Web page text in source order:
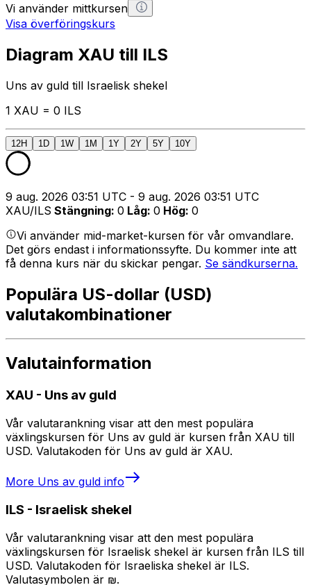
Vi använder mittkursen
Visa överföringskurs
Diagram XAU till ILS
Uns av guld till Israelisk shekel
1 XAU = 0 ILS
12H 1D 1W 1M 1Y 2Y 5Y 10Y
9 aug. 2026 03:51 UTC - 9 aug. 2026 03:51 UTC
XAU/ILS Stängning: 0 Låg: 0 Hög: 0
Vi använder mid-market-kursen för vår omvandlare.
Det görs endast i informationssyfte. Du kommer inte att
få denna kurs när du skickar pengar. Se sändkurserna.
Populära US-dollar (USD)
valutakombinationer
Valutainformation
XAU - Uns av guld
Vår valutarankning visar att den mest populära
växlingskursen för Uns av guld är kursen från XAU till
USD. Valutakoden för Uns av guld är XAU.
More Uns av guld info
ILS - Israelisk shekel
Vår valutarankning visar att den mest populära
växlingskursen för Israelisk shekel är kursen från ILS till
USD. Valutakoden för Israeliska shekel är ILS.
Valutasymbolen är ₪.